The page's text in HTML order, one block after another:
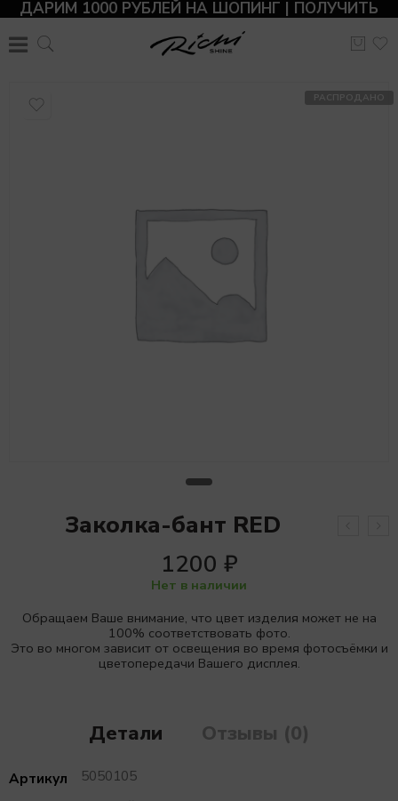
ДАРИМ 1000 РУБЛЕЙ НА ШОПИНГ | ПОЛУЧИТЬ
РАСПРОДАНО
Заколка-бант RED
1200 ₽
Нет в наличии
Обращаем Ваше внимание, что цвет изделия может не на
100% соответствовать фото.
Это во многом зависит от освещения во время фотосъёмки и
цветопередачи Вашего дисплея.
Детали Отзывы (0)
Артикул
5050105